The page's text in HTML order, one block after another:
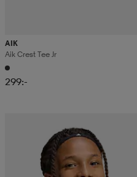
AIK
Aik Crest Tee Jr
299:-